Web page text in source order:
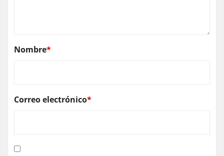
Nombre*
Correo electrónico*